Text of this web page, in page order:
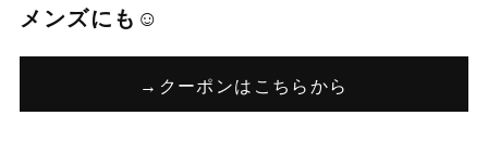
メンズにも☺︎
→クーポンはこちらから